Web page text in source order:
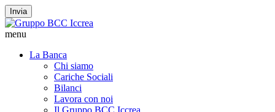
Invia
menu
La Banca
Chi siamo
Cariche Sociali
Bilanci
Lavora con noi
Il Gruppo BCC Iccrea